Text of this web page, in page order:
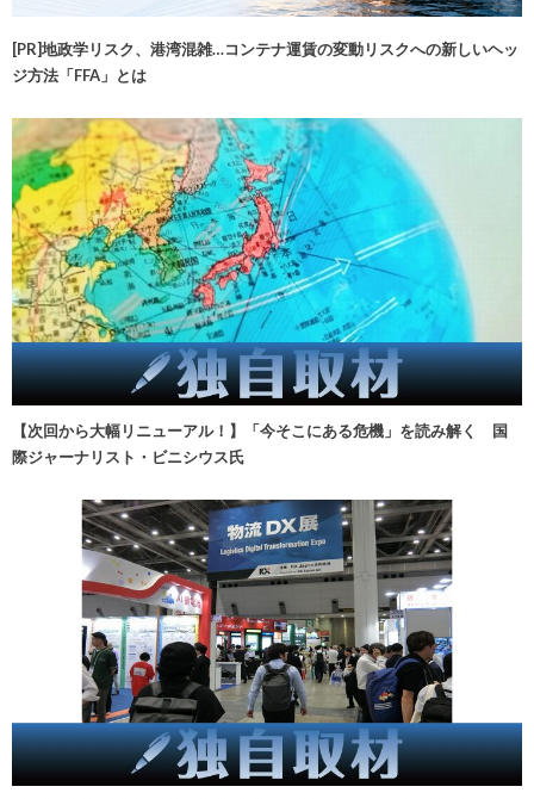
[PR]地政学リスク、港湾混雑…コンテナ運賃の変動リスクへの新しいヘッ
ジ方法「FFA」とは
【次回から大幅リニューアル！】「今そこにある危機」を読み解く 国
際ジャーナリスト・ビニシウス氏